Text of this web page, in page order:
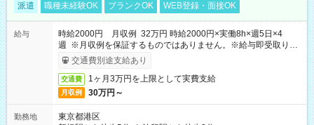
派遣 職種未経験OK ブランクOK WEB登録・面接OK
給与
時給2000円 月収例 32万円 時給2000円×実働8h×週5日×4
週 ※月収例を保証するものではありません。※給与即受取りサ
ービス利用可（利用条件有）
交通費別途支給あり
交通費 1ヶ月3万円を上限として実費支給
月収例 30万円～
勤務地
東京都港区